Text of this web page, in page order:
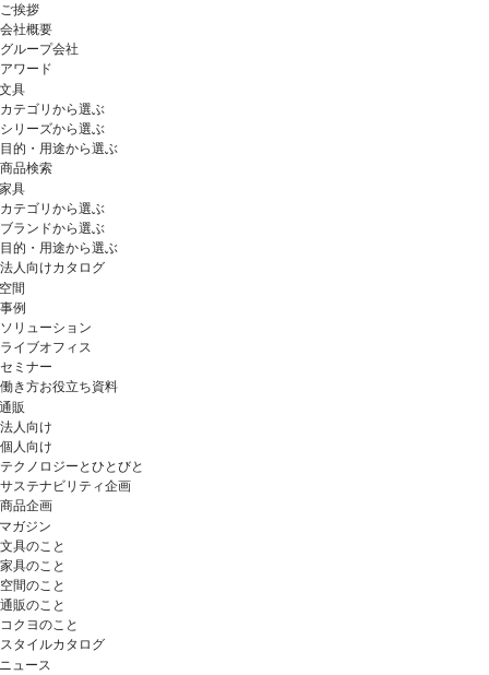
ご挨拶
会社概要
グループ会社
アワード
文具
カテゴリから選ぶ
シリーズから選ぶ
目的・用途から選ぶ
商品検索
家具
カテゴリから選ぶ
ブランドから選ぶ
目的・用途から選ぶ
法人向けカタログ
空間
事例
ソリューション
ライブオフィス
セミナー
働き方お役立ち資料
通販
法人向け
個人向け
テクノロジーとひとびと
サステナビリティ企画
商品企画
マガジン
文具のこと
家具のこと
空間のこと
通販のこと
コクヨのこと
スタイルカタログ
ニュース